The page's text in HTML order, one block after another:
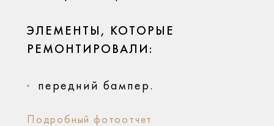
ЭЛЕМЕНТЫ, КОТОРЫЕ
РЕМОНТИРОВАЛИ:
передний бампер.
Подробный фотоотчет